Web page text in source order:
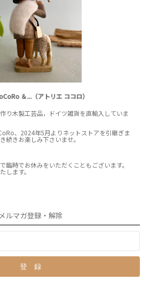
＆...（アトリエ ココロ）
り木製工芸品，ドイツ雑貨を直輸入していま
、2024年5月よりネットストアを引継ぎま
続きお楽しみ下さいませ。
臨時でお休みをいただくこともございます。
します。
メルマガ登録・解除